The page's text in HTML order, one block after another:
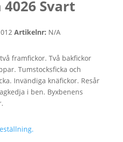
Svart
Artikelnr: N/A
framfickor. Två bakfickor
Tumstocksficka och
Invändiga knäfickor. Resår
i ben. Byxbenens